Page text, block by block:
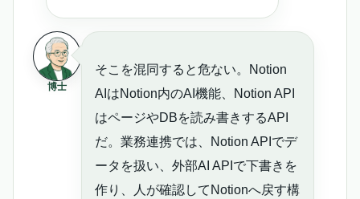
博士
そこを混同すると危ない。Notion
AIはNotion内のAI機能、Notion API
はページやDBを読み書きするAPI
だ。業務連携では、Notion APIでデ
ータを扱い、外部AI APIで下書きを
作り、人が確認してNotionへ戻す構